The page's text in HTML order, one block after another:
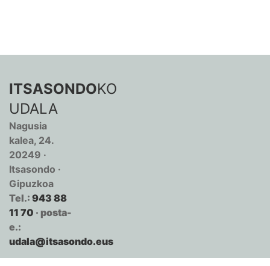
ITSASONDOKO
UDALA
Nagusia
kalea, 24.
20249 ·
Itsasondo ·
Gipuzkoa
Tel.: 943 88
11 70 · posta-
e.:
udala@itsasondo.eus